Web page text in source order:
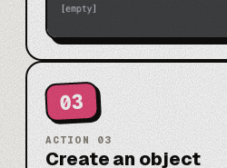
03
ACTION 03
Create an object